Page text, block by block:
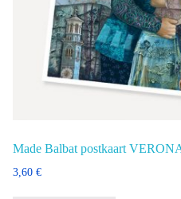
Made Balbat postkaart
3,60 €